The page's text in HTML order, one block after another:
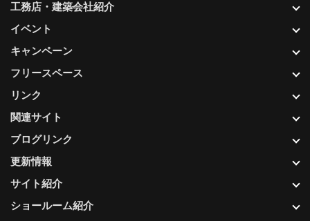
更新情報
サイト紹介
ショールーム紹介
工務店・建築会社紹介
イベント
キャンペーン
フリースペース
リンク
関連サイト
ブログリンク